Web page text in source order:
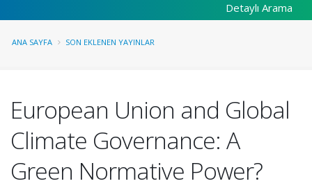
Detaylı Arama
ANA SAYFA SON EKLENEN YAYINLAR
European Union and Global
Climate Governance: A
Green Normative Power?